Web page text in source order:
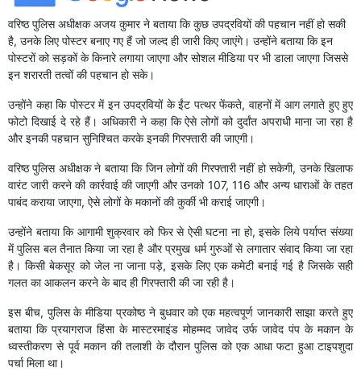
वरिष्ठ पुलिस अधीक्षक अजय कुमार ने बताया कि कुछ उपद्रवियों की पहचान नहीं हो सकी
है, उनके लिए पोस्टर बनाए गए हैं जो जल्द ही जारी किए जाएंगे। उन्होंने बताया कि इन
पोस्टरों को सड़कों के किनारे लगाया जाएगा और सोशल मीडिया पर भी डाला जाएगा जिससे
इन शरारती तत्वों की पहचान हो सके।
उन्होंने कहा कि पोस्टर में इन उपद्रवियों के ईंट पत्थर फेंकते, वाहनों में आग लगाते हुए हुए
फोटो दिखाई दे रहे हैं। अधिकारी ने कहा कि ऐसे लोगों को दुर्दांत अपराधी माना जा रहा है
और इनकी पहचान सुनिश्चित करके इनकी गिरफ्तारी की जाएगी।
वरिष्ठ पुलिस अधीक्षक ने बताया कि जिन लोगों की गिरफ्तारी नहीं हो सकेगी, उनके खिलाफ
वारंट जारी करने की कार्रवाई की जाएगी और उनको 107, 116 और अन्य धाराओं के तहत
पाबंद कराया जाएगा, ऐसे लोगों के मकानों की कुर्की भी कराई जाएगी।
उन्होंने बताया कि आगामी शुक्रवार को फिर से ऐसी घटना ना हो, इसके लिये पर्याप्त संख्या
में पुलिस बल तैनात किया जा रहा है और प्रमुख धर्म गुरुओं से लगातार संवाद किया जा रहा
है। किसी बेकसूर को जेल ना जाना पड़े, इसके लिए एक कमेटी बनाई गई है जिसके सही
गलत का आकलन करने के बाद ही गिरफ्तारी की जा रही है।
इस बीच, पुलिस के मीडिया प्रकोष्ठ ने बुधवार को एक महत्वपूर्ण जानकारी साझा करते हुए
बताया कि प्रयागराज हिंसा के मास्टरमाइंड मोहम्मद जावेद उर्फ जावेद पंप के मकान के
ध्वस्तीकरण से पूर्व मकान की तलाशी के दौरान पुलिस को एक आधा फटा हुआ टाइपशुदा
पर्चा मिला था।